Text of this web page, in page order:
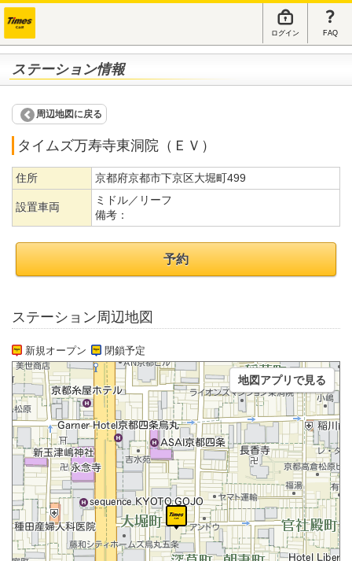
ログイン FAQ
ステーション情報
周辺地図に戻る
タイムズ万寿寺東洞院（ＥＶ）
住所 京都府京都市下京区大堀町499
設置車両
ミドル／リーフ
備考：
予約
ステーション周辺地図
新規オープン 閉鎖予定
地図アプリで見る